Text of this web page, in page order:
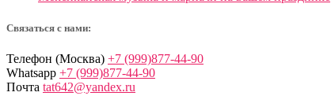
Связаться с нами:
Телефон (Москва) +7 (999)877-44-90
Whatsapp +7 (999)877-44-90
Почта tat642@yandex.ru